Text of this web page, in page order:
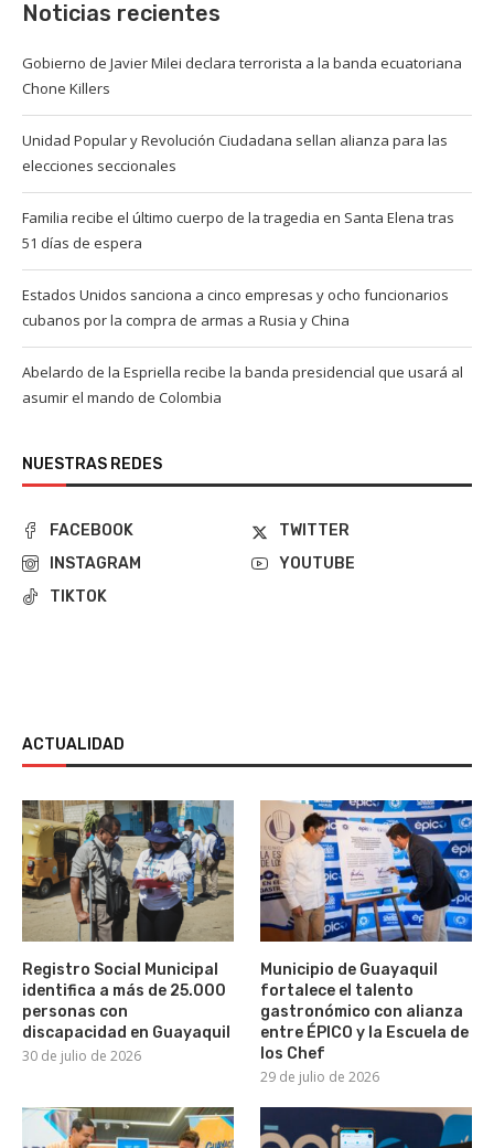
Noticias recientes
Gobierno de Javier Milei declara terrorista a la banda ecuatoriana
Chone Killers
Unidad Popular y Revolución Ciudadana sellan alianza para las
elecciones seccionales
Familia recibe el último cuerpo de la tragedia en Santa Elena tras
51 días de espera
Estados Unidos sanciona a cinco empresas y ocho funcionarios
cubanos por la compra de armas a Rusia y China
Abelardo de la Espriella recibe la banda presidencial que usará al
asumir el mando de Colombia
NUESTRAS REDES
FACEBOOK
TWITTER
INSTAGRAM
YOUTUBE
TIKTOK
ACTUALIDAD
Registro Social Municipal
identifica a más de 25.000
personas con
discapacidad en Guayaquil
30 de julio de 2026
Municipio de Guayaquil
fortalece el talento
gastronómico con alianza
entre ÉPICO y la Escuela de
los Chef
29 de julio de 2026